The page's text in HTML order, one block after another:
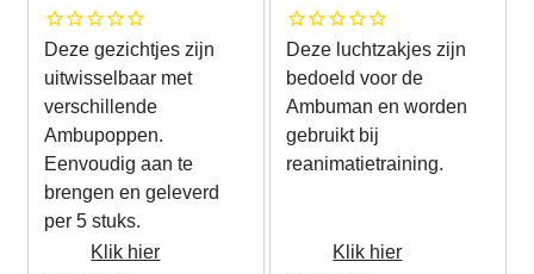
Deze gezichtjes zijn
uitwisselbaar met
verschillende
Ambupoppen.
Eenvoudig aan te
brengen en geleverd
per 5 stuks.
Klik hier
Deze luchtzakjes zijn
bedoeld voor de
Ambuman en worden
gebruikt bij
reanimatietraining.
Klik hier